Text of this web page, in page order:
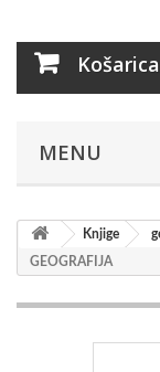
Košarica
MENU
Knjige
GEOGRAFIJA